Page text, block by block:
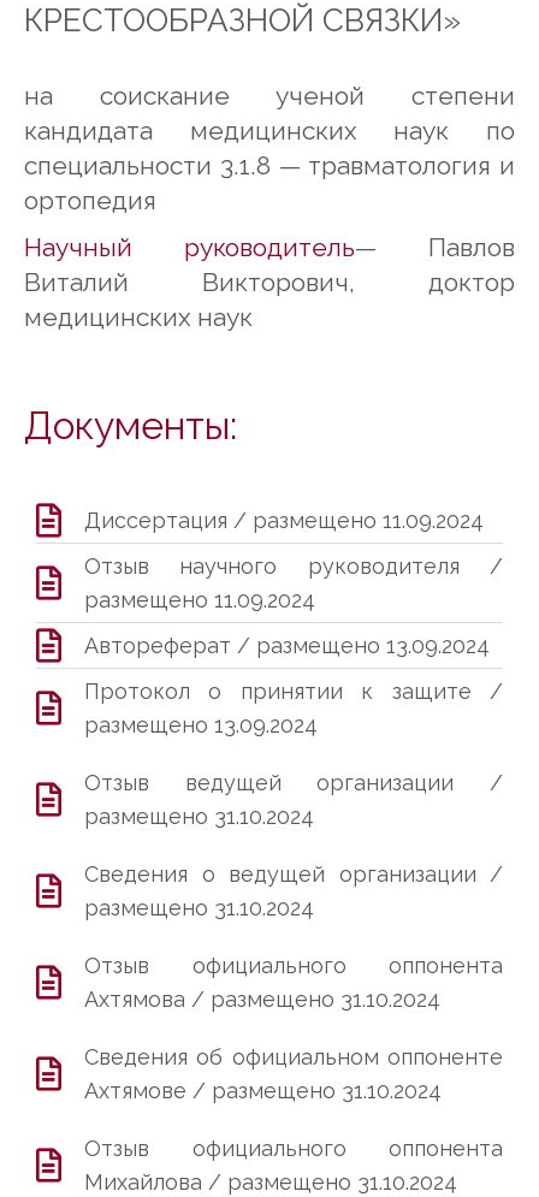
КРЕСТООБРАЗНОЙ СВЯЗКИ»
на соискание ученой степени
кандидата медицинских наук по
специальности 3.1.8 — травматология и
ортопедия
Научный руководитель— Павлов
Виталий Викторович, доктор
медицинских наук
Документы:
Диссертация / размещено 11.09.2024
Отзыв научного руководителя /
размещено 11.09.2024
Автореферат / размещено 13.09.2024
Протокол о принятии к защите /
размещено 13.09.2024
Отзыв ведущей организации /
размещено 31.10.2024
Сведения о ведущей организации /
размещено 31.10.2024
Отзыв официального оппонента
Ахтямова / размещено 31.10.2024
Сведения об официальном оппоненте
Ахтямове / размещено 31.10.2024
Отзыв официального оппонента
Михайлова / размещено 31.10.2024